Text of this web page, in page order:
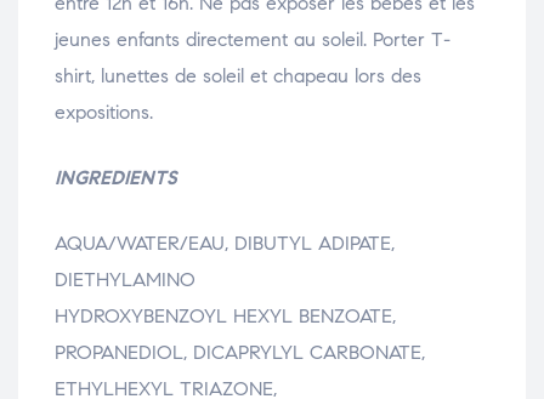
jeunes enfants directement au soleil. Porter T-
shirt, lunettes de soleil et chapeau lors des
expositions.
INGREDIENTS
AQUA/WATER/EAU, DIBUTYL ADIPATE,
DIETHYLAMINO
HYDROXYBENZOYL HEXYL BENZOATE,
PROPANEDIOL, DICAPRYLYL CARBONATE,
ETHYLHEXYL TRIAZONE,